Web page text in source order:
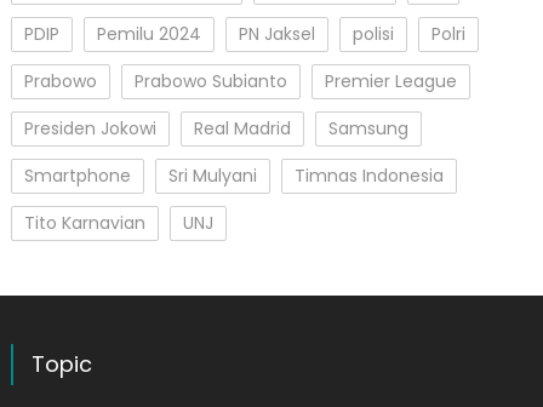
PDIP
Pemilu 2024 PN Jaksel polisi
Polri
Prabowo
Prabowo Subianto
Premier League
Presiden Jokowi
Real Madrid
Samsung
Smartphone
Sri Mulyani
Timnas Indonesia
Tito Karnavian
UNJ
Topic